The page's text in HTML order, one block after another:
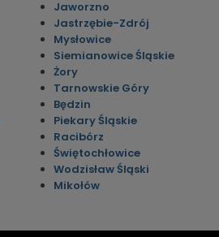
Jaworzno
Jastrzębie-Zdrój
Mysłowice
Siemianowice Śląskie
Żory
Tarnowskie Góry
Będzin
Piekary Śląskie
Racibórz
Świętochłowice
Wodzisław Śląski
Mikołów